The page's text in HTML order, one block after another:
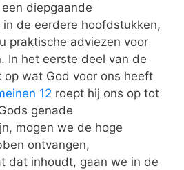
diepgaande
de eerdere hoofdstukken,
praktische adviezen voor
In het eerste deel van de
op wat God voor ons heeft
12 roept hij ons op tot
genade
mogen we de hoge
ontvangen,
dat inhoudt, gaan we in de